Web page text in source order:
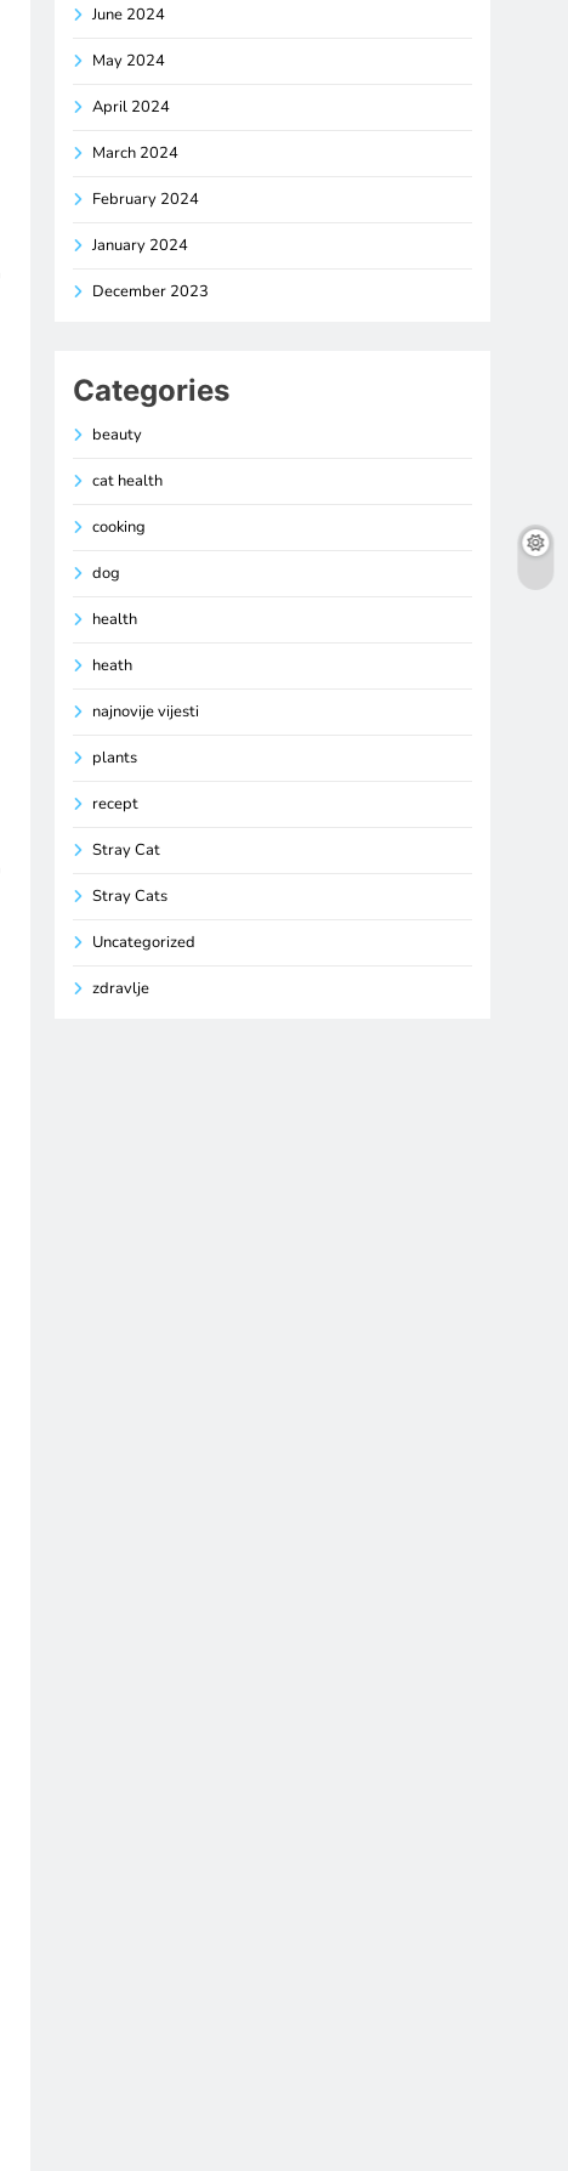
June 2024
May 2024
April 2024
March 2024
February 2024
January 2024
December 2023
Categories
beauty
cat health
cooking
dog
health
heath
najnovije vijesti
plants
recept
Stray Cat
Stray Cats
Uncategorized
zdravlje